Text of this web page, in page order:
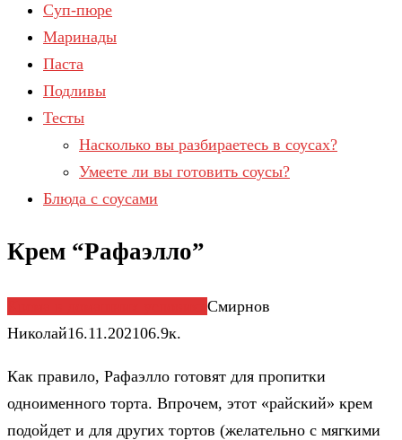
Суп-пюре
Маринады
Паста
Подливы
Тесты
Насколько вы разбираетесь в соусах?
Умеете ли вы готовить соусы?
Блюда с соусами
Крем “Рафаэлло”
Смирнов
Николай16.11.202106.9к.
Как правило, Рафаэлло готовят для пропитки
одноименного торта. Впрочем, этот «райский» крем
подойдет и для других тортов (желательно с мягкими